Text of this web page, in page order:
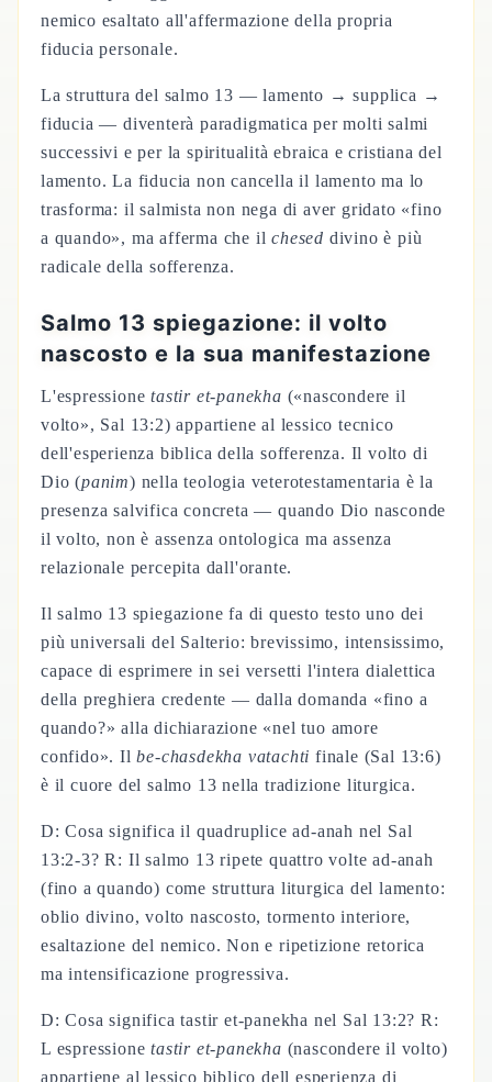
nemico esaltato all'affermazione della propria
fiducia personale.
La struttura del salmo 13 — lamento → supplica →
fiducia — diventerà paradigmatica per molti salmi
successivi e per la spiritualità ebraica e cristiana del
lamento. La fiducia non cancella il lamento ma lo
trasforma: il salmista non nega di aver gridato «fino
a quando», ma afferma che ilchesed divino è più
radicale della sofferenza.
Salmo 13 spiegazione: il volto
nascosto e la sua manifestazione
L'espressionetastir et-panekha («nascondere il
volto», Sal 13:2) appartiene al lessico tecnico
dell'esperienza biblica della sofferenza. Il volto di
Dio (panim) nella teologia veterotestamentaria è la
presenza salvifica concreta — quando Dio nasconde
il volto, non è assenza ontologica ma assenza
relazionale percepita dall'orante.
Il salmo 13 spiegazione fa di questo testo uno dei
più universali del Salterio: brevissimo, intensissimo,
capace di esprimere in sei versetti l'intera dialettica
della preghiera credente — dalla domanda «fino a
quando?» alla dichiarazione «nel tuo amore
confido». Ilbe-chasdekha vatachti finale (Sal 13:6)
è il cuore del salmo 13 nella tradizione liturgica.
D: Cosa significa il quadruplice ad-anah nel Sal
13:2-3? R: Il salmo 13 ripete quattro volte ad-anah
(fino a quando) come struttura liturgica del lamento:
oblio divino, volto nascosto, tormento interiore,
esaltazione del nemico. Non e ripetizione retorica
ma intensificazione progressiva.
D: Cosa significa tastir et-panekha nel Sal 13:2? R:
L espressionetastir et-panekha (nascondere il volto)
appartiene al lessico biblico dell esperienza di